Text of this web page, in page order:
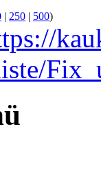
| 250 | 500)